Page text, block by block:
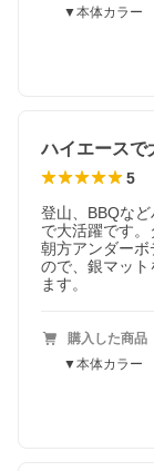
▼本体カラー
ハイエースで
5
登山、BBQな
で大活躍です。
朝方アンダー
ので、銀マッ
ます。
購入した商品
▼本体カラー